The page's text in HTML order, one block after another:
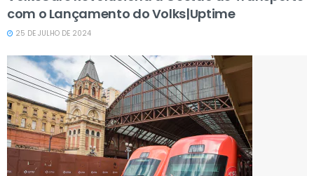
com o Lançamento do Volks|Uptime
25 DE JULHO DE 2024